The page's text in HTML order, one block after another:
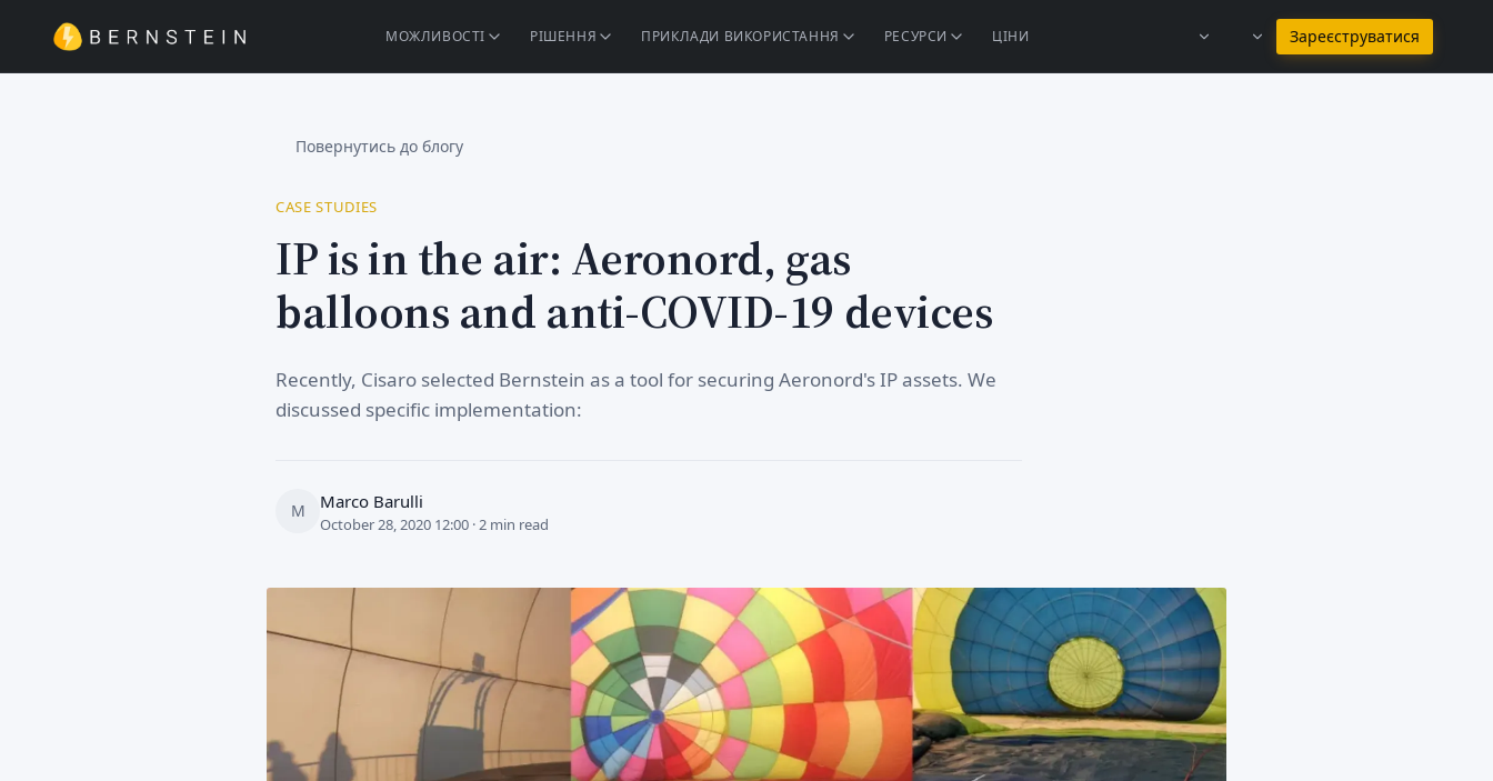
Залишитись на Українська
МОЖЛИВОСТІ РІШЕННЯ ПРИКЛАДИ ВИКОРИСТАННЯ РЕСУРСИ ЦІНИ Зареєструватися
Повернутись до блогу
CASE STUDIES
IP is in the air: Aeronord, gas
balloons and anti-COVID-19 devices
Recently, Cisaro selected Bernstein as a tool for securing Aeronord's IP assets. We
discussed specific implementation:
M Marco Barulli
October 28, 2020 12:00 · 2 min read